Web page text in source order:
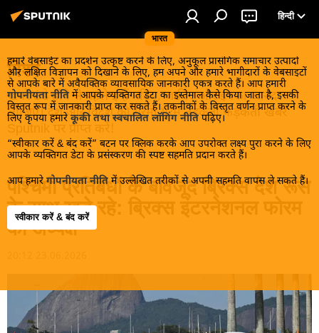
भारत
हिन्दी
हमारे वेबसाईट का प्रदर्शन उत्कृष्ट करने के लिए, अनुकूल प्रासंगिक समाचार उत्पादों
और लक्षित विज्ञापन को दिखाने के लिए, हम अपने और हमारे भागीदारों के वेबसाइटों
से आपके बारे में अवैयक्तिक व्यावसायिक जानकारी एकत्र करते हैं। आप हमारी
गोपनीयता नीति में आपके व्यक्तिगत डेटा का इस्तेमाल कैसे किया जाता है, इसकी
विस्तृत रूप में जानकारी प्राप्त कर सकते हैं। तकनीकों के विस्तृत वर्णन प्राप्त करने के
लिए कृपया हमारे कूकी तथा स्वचालित लॉगिंग नीति पढ़िए।
“स्वीकार करें & बंद करें” बटन पर क्लिक करके आप उपरोक्त लक्ष्य पुरा करने के लिए
आपके व्यक्तिगत डेटा के प्रसंस्करण की स्पष्ट सहमति प्रदान करते हैं।
आप हमारे गोपनीयता नीति में उल्लेखित तरीकों से अपनी सहमति वापस ले सकते हैं।
स्वीकार करें & बंद करें
विश्व
खबरें ठंडे होने से पहले इन्हें पढ़िए, जानिए और इनका आनंद
लीजिए। देश और विदेश की गरमा गरम तड़कती फड़कती खबरें
Sputnik पर प्राप्त करें!
पश्चिमी प्रतिबंधों के बावजूद ब्रिक्स देश रूस
के साथ खड़े रहे: ब्रिक्स इंटरनेशनल फोरम
की अध्यक्ष